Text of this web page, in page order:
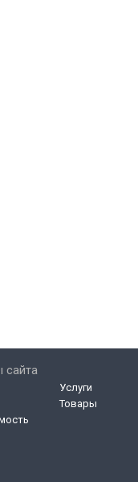
сайта
Услуги
Товары